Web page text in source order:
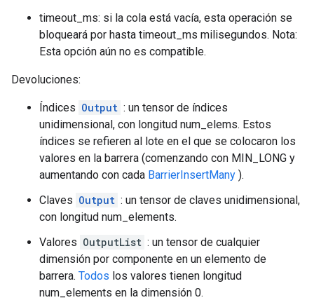
timeout_ms: si la cola está vacía, esta operación se
bloqueará por hasta timeout_ms milisegundos. Nota:
Esta opción aún no es compatible.
Devoluciones:
Índices Output : un tensor de índices
unidimensional, con longitud num_elems. Estos
índices se refieren al lote en el que se colocaron los
valores en la barrera (comenzando con MIN_LONG y
aumentando con cada BarrierInsertMany ).
Claves Output : un tensor de claves unidimensional,
con longitud num_elements.
Valores OutputList : un tensor de cualquier
dimensión por componente en un elemento de
barrera. Todos los valores tienen longitud
num_elements en la dimensión 0.